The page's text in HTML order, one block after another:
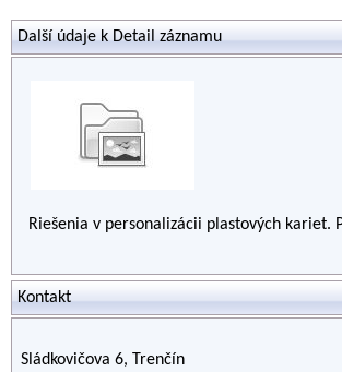
Další údaje k Detail záznamu
Riešenia v personalizácii plastových
Kontakt
Sládkovičova 6, Trenčín